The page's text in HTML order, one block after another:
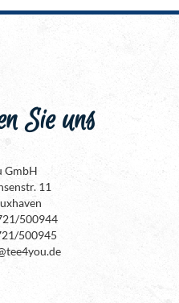
Sie uns
GmbH
11
500944
500945